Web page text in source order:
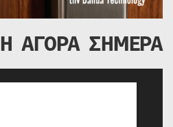
Η ΑΓΟΡΑ ΣΗΜΕΡΑ